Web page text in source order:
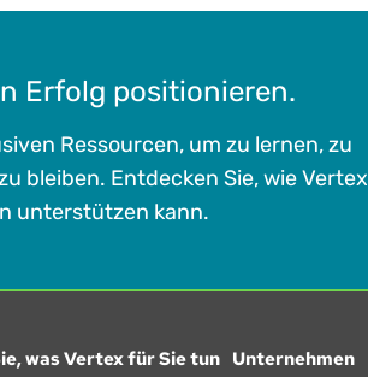
Erfolg positionieren.
Ressourcen, um zu lernen, zu
bleiben. Entdecken Sie, wie Vertex
unterstützen kann.
was Vertex für Sie tun Unternehmen